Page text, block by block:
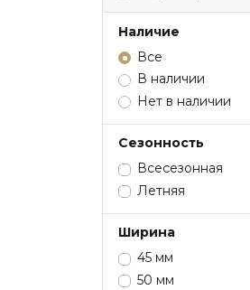
Наличие
Все
В наличии
Нет в наличии
Сезонность
Всесезонная
Летняя
Ширина
45 мм
50 мм